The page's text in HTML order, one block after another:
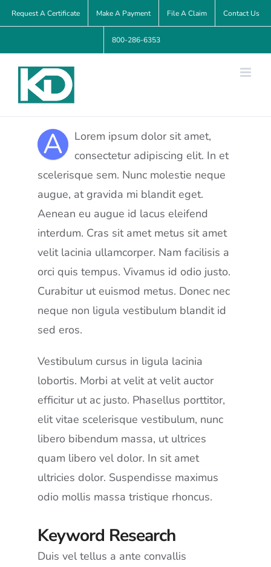
Skip
to
Request A Certificate Make A Payment File A Claim Contact Us
800-286-6353
A
Lorem ipsum dolor sit amet,
consectetur adipiscing elit. In et
scelerisque sem. Nunc molestie neque
augue, at gravida mi blandit eget.
Aenean eu augue id lacus eleifend
interdum. Cras sit amet metus sit amet
velit lacinia ullamcorper. Nam facilisis a
orci quis tempus. Vivamus id odio justo.
Curabitur ut euismod metus. Donec nec
neque non ligula vestibulum blandit id
sed eros.
Vestibulum cursus in ligula lacinia
lobortis. Morbi at velit at velit auctor
efficitur ut ac justo. Phasellus porttitor,
elit vitae scelerisque vestibulum, nunc
libero bibendum massa, ut ultrices
quam libero vel dolor. In sit amet
ultricies dolor. Suspendisse maximus
odio mollis massa tristique rhoncus.
Keyword Research
Duis vel tellus a ante convallis